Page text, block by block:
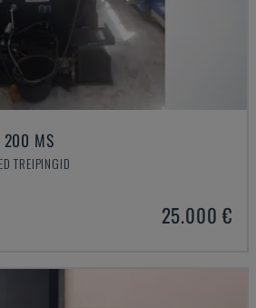
200 MS
TREIPINGID
25.000 €